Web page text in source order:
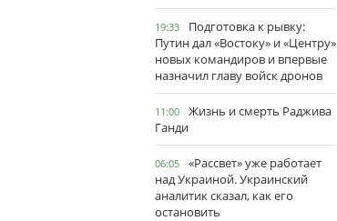
19:33
Подготовка к рывку:
Путин дал «Востоку» и «Центру»
новых командиров и впервые
назначил главу войск дронов
11:00
Жизнь и смерть Раджива
Ганди
06:05
«Рассвет» уже работает
над Украиной. Украинский
аналитик сказал, как его
остановить